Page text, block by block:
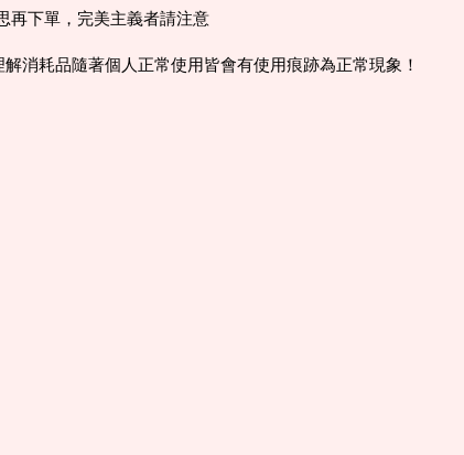
再下單，完美主義者請注意
消耗品隨著個人正常使用皆會有使用痕跡為正常現象！